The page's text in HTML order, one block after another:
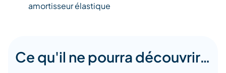
amortisseur élastique
Ce qu'il ne pourra découvrir…